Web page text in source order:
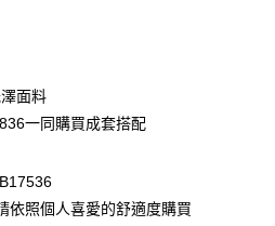
面料
一同購買成套搭配
依照個人喜愛的舒適度購買